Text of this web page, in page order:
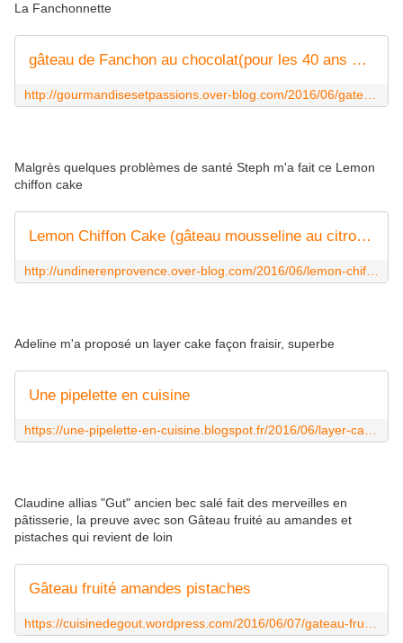
La Fanchonnette
gâteau de Fanchon au chocolat(pour les 40 ans de sotis la gourmande) - la tambouille de nonna
Malgrès quelques problèmes de santé Steph m'a fait ce Lemon
chiffon cake
Lemon Chiffon Cake (gâteau mousseline au citron) ... Happy Birthday "ma" Sotis ! - Un dîner en provence
Adeline m'a proposé un layer cake façon fraisir, superbe
Une pipelette en cuisine
Claudine allias "Gut" ancien bec salé fait des merveilles en
pâtisserie, la preuve avec son Gâteau fruité au amandes et
pistaches qui revient de loin
Gâteau fruité amandes pistaches